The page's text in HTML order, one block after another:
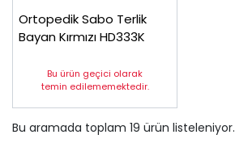
Ortopedik Sabo Terlik
Bayan Kırmızı HD333K
Bu ürün geçici olarak
temin edilememektedir.
Bu aramada toplam 19 ürün listeleniyor.